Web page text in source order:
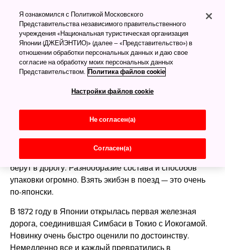
Японская культура
обедов экибэн
Лучшие блюда в дорогу
Японию связывает воедино обширная
железнодорожная сеть ультрасовременных
синкансэнов и комфортабельных местных поездов.
Этот транспорт очень востребован, а в сочетании с
традиционной кухней даже породил особую культуру
питания. Экибэн — это обеды в коробке, которые
берут в дорогу. Разнообразие состава и способов
упаковки огромно. Взять экибэн в поезд — это очень
по-японски.
В 1872 году в Японии открылась первая железная
дорога, соединившая Симбаси в Токио с Иокогамой.
Новинку очень быстро оценили по достоинству.
Немедленно все и каждый превратились в
Я ознакомился с Политикой Московского
Представительства независимого правительственного
учреждения «Национальная туристическая организация
Японии (ДЖЕЙЭНТИО)» (далее – «Представительство») в
отношении обработки персональных данных и даю свое
согласие на обработку моих персональных данных
Представительством. Политика файлов cookie
Настройки файлов cookie
Не согласен(а)
Согласен(а)